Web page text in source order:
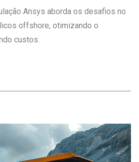
Ansys aborda os desafios no
offshore, otimizando o
custos.